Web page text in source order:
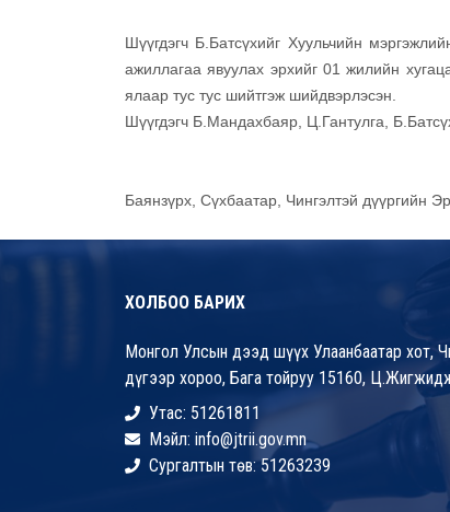
Шүүгдэгч Б.Батсүхийг Хуульчийн
ажиллагаа явуулах эрхийг 01 жилийн
ялаар тус тус шийтгэж шийдвэрлэсэн.
Шүүгдэгч Б.Мандахбаяр, Ц.Гантулга,
Баянзүрх, Сүхбаатар, Чингэлтэй дүүргийн
ХОЛБОО БАРИХ
Монгол Улсын дээд шүүх Улаанбаатар хот,
дүгээр хороо, Бага тойруу 15160,
Утас: 51261811
Мэйл: info@jtrii.gov.mn
Сургалтын төв: 51263239